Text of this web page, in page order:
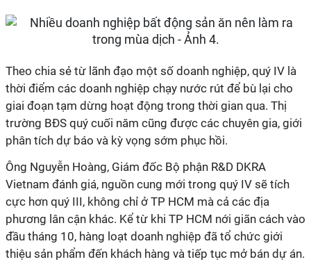
Theo chia sẻ từ lãnh đạo một số doanh nghiệp, quý IV là
thời điểm các doanh nghiệp chạy nước rút để bù lại cho
giai đoạn tạm dừng hoạt động trong thời gian qua. Thị
trường BĐS quý cuối năm cũng được các chuyên gia, giới
phân tích dự báo và kỳ vọng sớm phục hồi.
Ông Nguyễn Hoàng, Giám đốc Bộ phận R&D DKRA
Vietnam đánh giá, nguồn cung mới trong quý IV sẽ tích
cực hơn quý III, không chỉ ở TP HCM mà cả các địa
phương lân cận khác. Kể từ khi TP HCM nới giãn cách vào
đầu tháng 10, hàng loạt doanh nghiệp đã tổ chức giới
thiệu sản phẩm đến khách hàng và tiếp tục mở bán dự án.